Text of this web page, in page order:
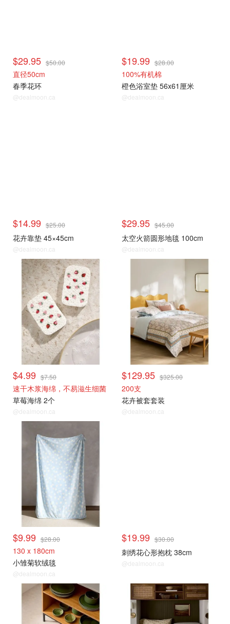
$29.95 $50.00
直径50cm
春季花环
@dealmoon.ca
$19.99 $28.00
100%有机棉
橙色浴室垫 56x61厘米
@dealmoon.ca
$14.99 $25.00
花卉靠垫 45×45cm
@dealmoon.ca
$29.95 $45.00
太空火箭圆形地毯 100cm
@dealmoon.ca
$4.99 $7.50
速干木浆海绵，不易滋生细菌
草莓海绵 2个
@dealmoon.ca
$129.95 $325.00
200支
花卉被套套装
@dealmoon.ca
$9.99 $28.00
130 x 180cm
小雏菊软绒毯
@dealmoon.ca
$19.99 $30.00
刺绣花心形抱枕 38cm
@dealmoon.ca